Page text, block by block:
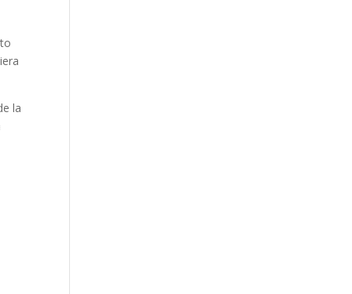
la